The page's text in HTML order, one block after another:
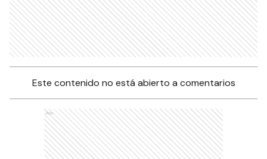
Este contenido no está abierto a comentarios
Ads